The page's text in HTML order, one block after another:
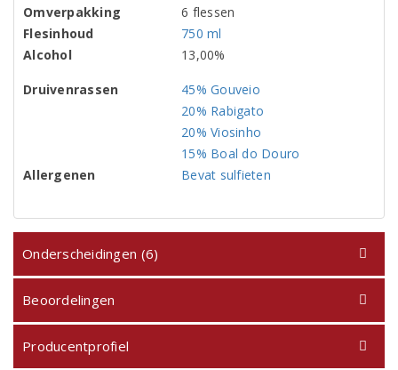
Omverpakking
6 flessen
Flesinhoud
750 ml
Alcohol
13,00%
Druivenrassen
45% Gouveio
20% Rabigato
20% Viosinho
15% Boal do Douro
Allergenen
Bevat sulfieten
Onderscheidingen (6)
Beoordelingen
Producentprofiel